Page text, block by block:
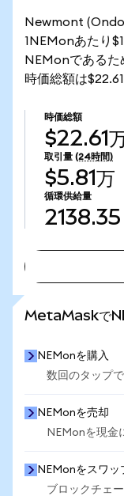
Newmont (Ondo
1NEMonあたり
NEMonである
時価総額は
時価総額
$22.61
取引量 (24時間)
$5.81万
循環供給量
2138.35
MetaMaskで
NEMonを購入
数回のタップ
NEMonを売却
NEMonを現金
NEMonをスワッ
ブロックチェ